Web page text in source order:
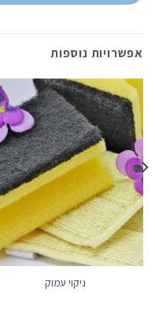
אפשרויות נוספות
ניקוי עמוק